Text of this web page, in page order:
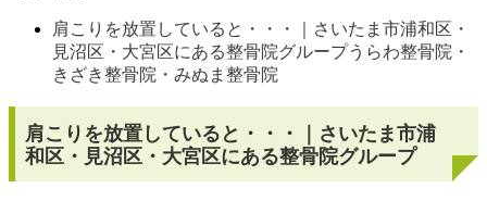
肩こりを放置していると・・・｜さいたま市浦和区・
見沼区・大宮区にある整骨院グループうらわ整骨院・
きざき整骨院・みぬま整骨院
肩こりを放置していると・・・｜さいたま市浦
和区・見沼区・大宮区にある整骨院グループ